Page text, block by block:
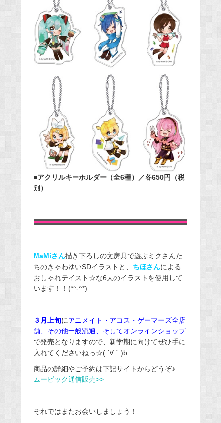
■アクリルキーホルダー（全6種）／各650円（税
別）
MaMiさん描き下ろしの文房具で遊ぶミクさんた
ちのきゃわゆいSDイラストと、 ちほさんによる
おしゃれテイスト☆な6人のイラストを使用して
います！！(*^-^*)
３月上旬にアニメイト・アコス・ゲーマーズ全店
舗、その他一般流通、そしてオンラインショップ
で発売となりますので、新学期に向けてぜひ手に
入れてくださいねっ☆( ´∀｀)b
商品の詳細やご予約は下記サイトからどうぞ♪
ムービック通信販売>>
それではまたお会いしましょう！